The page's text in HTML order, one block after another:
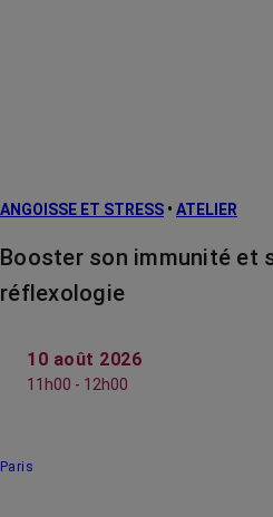
ANGOISSE ET STRESS • ATELIER
Booster son immunité et
réflexologie
10 août 2026
11h00 - 12h00
Paris